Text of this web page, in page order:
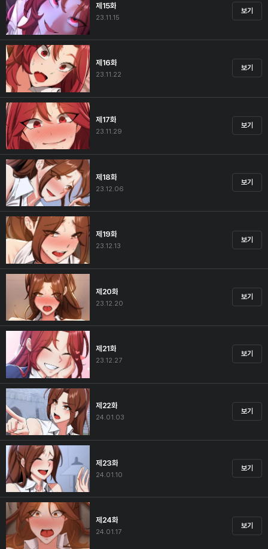
제15화
23.11.15
보기
제16화
23.11.22
보기
제17화
23.11.29
보기
제18화
23.12.06
보기
제19화
23.12.13
보기
제20화
23.12.20
보기
제21화
23.12.27
보기
제22화
24.01.03
보기
제23화
24.01.10
보기
제24화
24.01.17
보기